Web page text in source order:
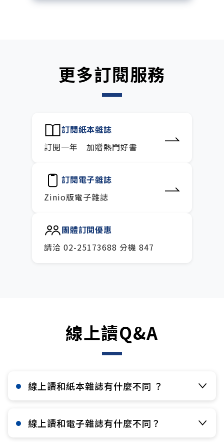
訂閱專屬電子報：國際、金融、科
更多訂閱服務
訂閱紙本雜誌
訂閱一年 加贈熱門好書
訂閱電子雜誌
Zinio版電子雜誌
團體訂閱優惠
請洽 02-25173688 分機 847
線上讀Q&A
線上讀和紙本雜誌有什麼不同 ？​
線上讀和電子雜誌有什麼不同？​